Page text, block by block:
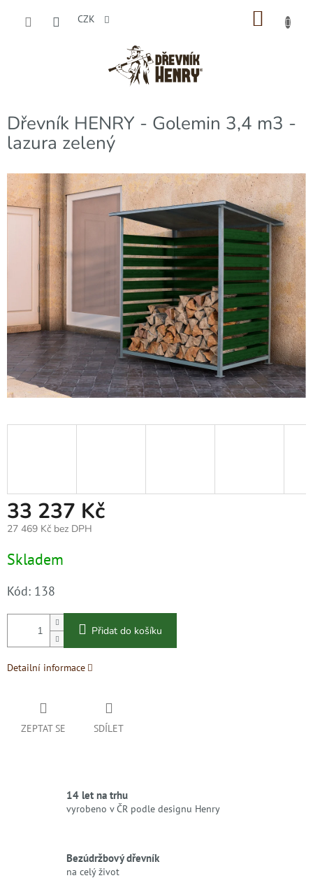
CZK
Dřevník HENRY - Golemin 3,4 m3 -
lazura zelený
33 237 Kč
27 469 Kč bez DPH
cena:
Skladem
Kód: 138
Přidat do košíku
Detailní informace
ZEPTAT SE SDÍLET
14 let na trhu
vyrobeno v ČR podle designu Henry
Bezúdržbový dřevník
na celý život